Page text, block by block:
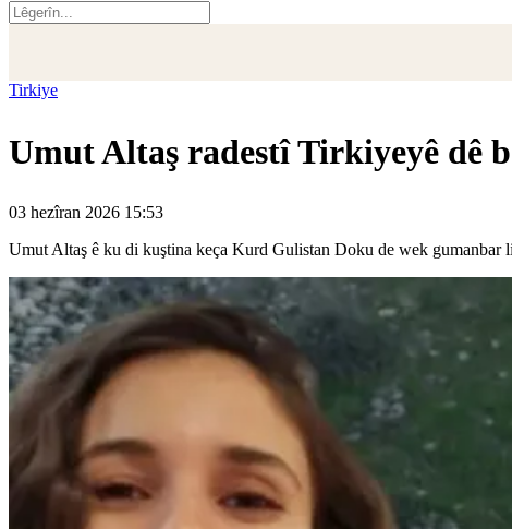
Tirkiye
Umut Altaş radestî Tirkiyeyê dê
03 hezîran 2026 15:53
Umut Altaş ê ku di kuştina keça Kurd Gulistan Doku de wek